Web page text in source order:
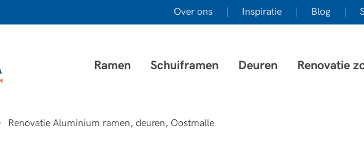
Ramen Schuiframen Deuren Renovatie
Over ons Inspiratie Blog
Renovatie Aluminium ramen, deuren, Oostmalle